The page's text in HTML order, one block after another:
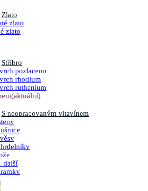
Zlato
zlato
zlato
Stříbro
pozlaceno
rhodium
ruthenium
(aktuální)
S neopracovaným vltavínem
další